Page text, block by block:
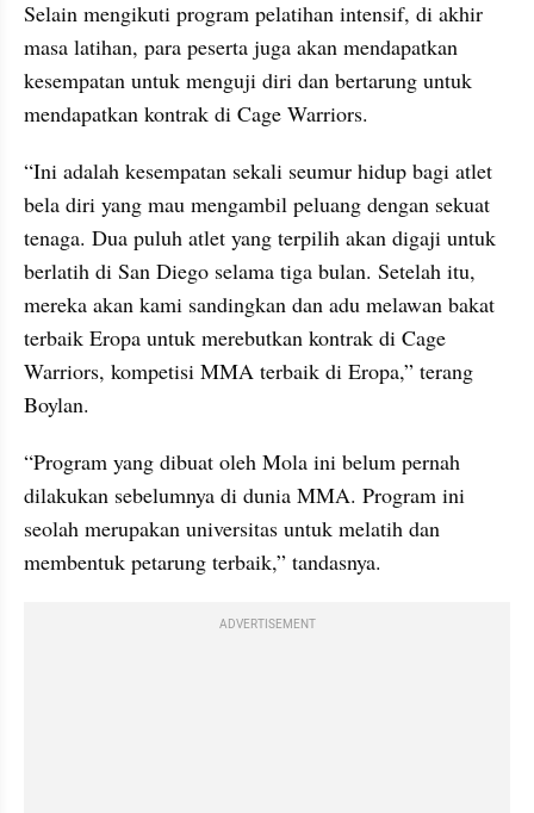
Selain mengikuti program pelatihan intensif, di akhir
masa latihan, para peserta juga akan mendapatkan
kesempatan untuk menguji diri dan bertarung untuk
mendapatkan kontrak di Cage Warriors.
“Ini adalah kesempatan sekali seumur hidup bagi atlet
bela diri yang mau mengambil peluang dengan sekuat
tenaga. Dua puluh atlet yang terpilih akan digaji untuk
berlatih di San Diego selama tiga bulan. Setelah itu,
mereka akan kami sandingkan dan adu melawan bakat
terbaik Eropa untuk merebutkan kontrak di Cage
Warriors, kompetisi MMA terbaik di Eropa,” terang
Boylan.
“Program yang dibuat oleh Mola ini belum pernah
dilakukan sebelumnya di dunia MMA. Program ini
seolah merupakan universitas untuk melatih dan
membentuk petarung terbaik,” tandasnya.
ADVERTISEMENT